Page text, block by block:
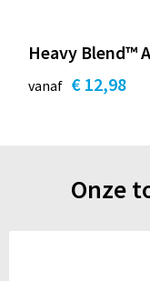
Heavy Blend™
vanaf € 12,98
Onze